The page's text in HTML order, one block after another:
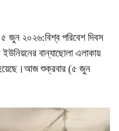
৫ জুন ২০২৬:বিশ্ব পরিবেশ দিবস
বান্যাছোলা এলাকায়
হয়েছে।আজ শুক্রবার (৫ জুন